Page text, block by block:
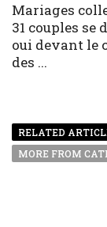
Mariages
31 couples se
oui devant le
des ...
RELATED
MORE FROM